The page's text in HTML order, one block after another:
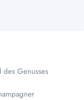
Genusses